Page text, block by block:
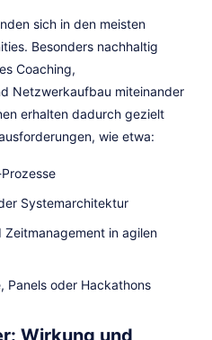
sich in den meisten
Besonders nachhaltig
Coaching,
Netzwerkaufbau miteinander
erhalten dadurch gezielt
wie etwa:
Systemarchitektur
in agilen
Panels oder Hackathons
Wirkung und